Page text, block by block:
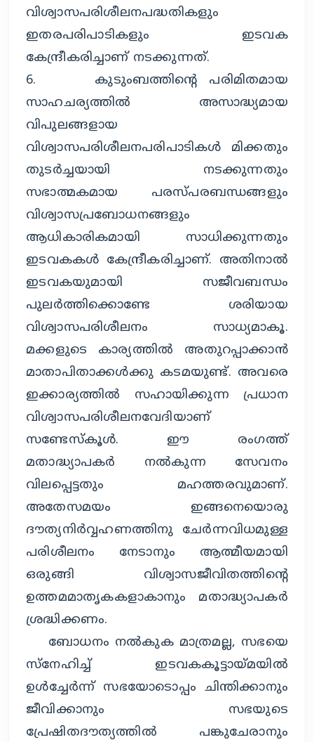
വിശ്വാസപരിശീലനപദ്ധതികളും
ഇതരപരിപാടികളും ഇടവക
കേന്ദ്രീകരിച്ചാണ് നടക്കുന്നത്.
6. കുടുംബത്തിന്റെ പരിമിതമായ
സാഹചര്യത്തില്‍ അസാദ്ധ്യമായ
വിപുലങ്ങളായ
വിശ്വാസപരിശീലനപരിപാടികള്‍ മിക്കതും
തുടര്‍ച്ചയായി നടക്കുന്നതും
സഭാത്മകമായ പരസ്പരബന്ധങ്ങളും
വിശ്വാസപ്രബോധനങ്ങളും
ആധികാരികമായി സാധിക്കുന്നതും
ഇടവകകള്‍ കേന്ദ്രീകരിച്ചാണ്. അതിനാല്‍
ഇടവകയുമായി സജീവബന്ധം
പുലര്‍ത്തിക്കൊണ്ടേ ശരിയായ
വിശ്വാസപരിശീലനം സാധ്യമാകൂ.
മക്കളുടെ കാര്യത്തില്‍ അതുറപ്പാക്കാന്‍
മാതാപിതാക്കള്‍ക്കു കടമയുണ്ട്. അവരെ
ഇക്കാര്യത്തില്‍ സഹായിക്കുന്ന പ്രധാന
വിശ്വാസപരിശീലനവേദിയാണ്
സണ്ടേസ്‌കൂള്‍. ഈ രംഗത്ത്
മതാദ്ധ്യാപകര്‍ നല്‍കുന്ന സേവനം
വിലപ്പെട്ടതും മഹത്തരവുമാണ്.
അതേസമയം ഇങ്ങനെയൊരു
ദൗത്യനിര്‍വ്വഹണത്തിനു ചേര്‍ന്നവിധമുള്ള
പരിശീലനം നേടാനും ആത്മീയമായി
ഒരുങ്ങി വിശ്വാസജീവിതത്തിന്റെ
ഉത്തമമാതൃകകളാകാനും മതാദ്ധ്യാപകര്‍
ശ്രദ്ധിക്കണം.
ബോധനം നല്‍കുക മാത്രമല്ല, സഭയെ
സ്‌നേഹിച്ച് ഇടവകകൂട്ടായ്മയില്‍
ഉള്‍ച്ചേര്‍ന്ന് സഭയോടൊപ്പം ചിന്തിക്കാനും
ജീവിക്കാനും സഭയുടെ
പ്രേഷിതദൗത്യത്തില്‍ പങ്കുചേരാനും